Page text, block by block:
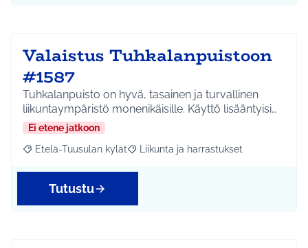
Valaistus Tuhkalanpuistoon
#1587
Tuhkalanpuisto on hyvä, tasainen ja turvallinen
liikuntaympäristö monenikäisille. Käyttö lisääntyisi…
Ei etene jatkoon
Rajaa tulokset aihepiirin mukaan: Etelä-Tuusulan kylät
Etelä-Tuusulan kylät Rajaa tulokset teeman mukaan:
Liikunta ja harrastukset
Tutustu